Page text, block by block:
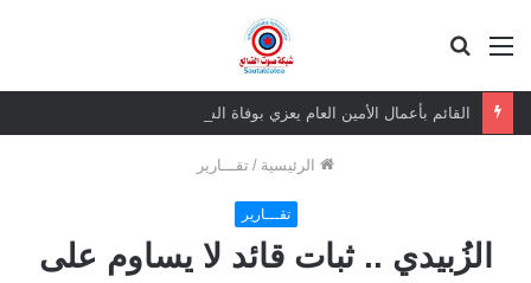
القائمة
الرئيسية / تقـــارير
تقـــارير
الزُبيدي .. ثبات قائد لا يساوم على